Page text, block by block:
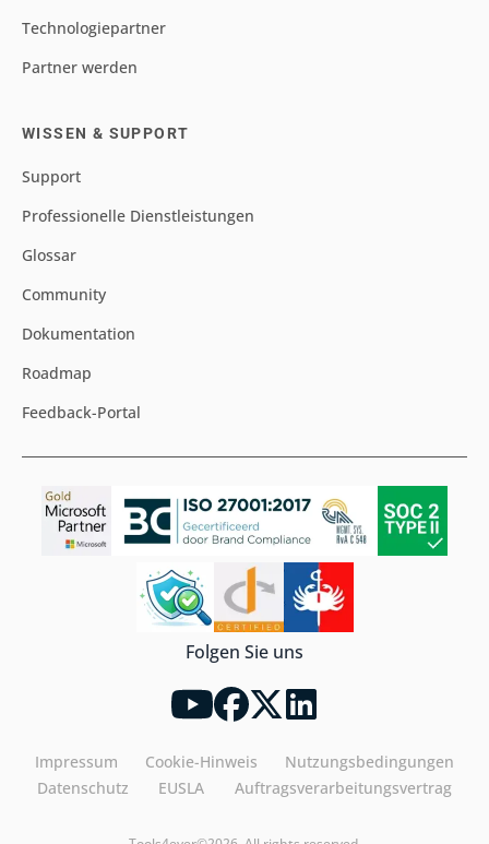
Technologiepartner
Partner werden
WISSEN & SUPPORT
Support
Professionelle Dienstleistungen
Glossar
Community
Dokumentation
Roadmap
Feedback-Portal
Folgen Sie uns
Impressum Cookie-Hinweis
Nutzungsbedingungen
Datenschutz
EUSLA Auftragsverarbeitungsvertrag